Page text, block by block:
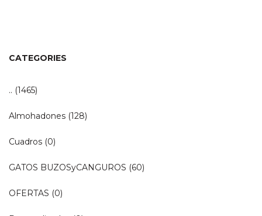
CATEGORIES
.. (1465)
Almohadones (128)
Cuadros (0)
GATOS BUZOSyCANGUROS (60)
OFERTAS (0)